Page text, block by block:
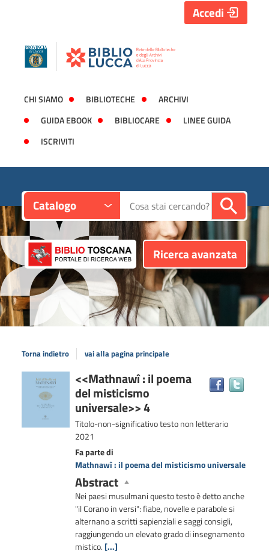
CHI SIAMO BIBLIOTECHE
ARCHIVI
GUIDA EBOOK
BIBLIOCARE
LINEE GUIDA
ISCRIVITI
Accedi
Catalogo Cerca su "Catalogo"
Ricerca avanzata
Torna indietro vai alla pagina principale
Dettaglio
del
documento
<<Mathnawî : il poema
del misticismo
universale>> 4
Titolo-non-significativotesto non letterario
2021
Fa parte di
Mathnawî : il poema del misticismo universale
Abstract
Nei paesi musulmani questo testo è detto anche
"il Corano in versi": fiabe, novelle e parabole si
alternano a scritti sapienziali e saggi consigli,
raggiungendo un elevato grado di insegnamento
mistico. [...]